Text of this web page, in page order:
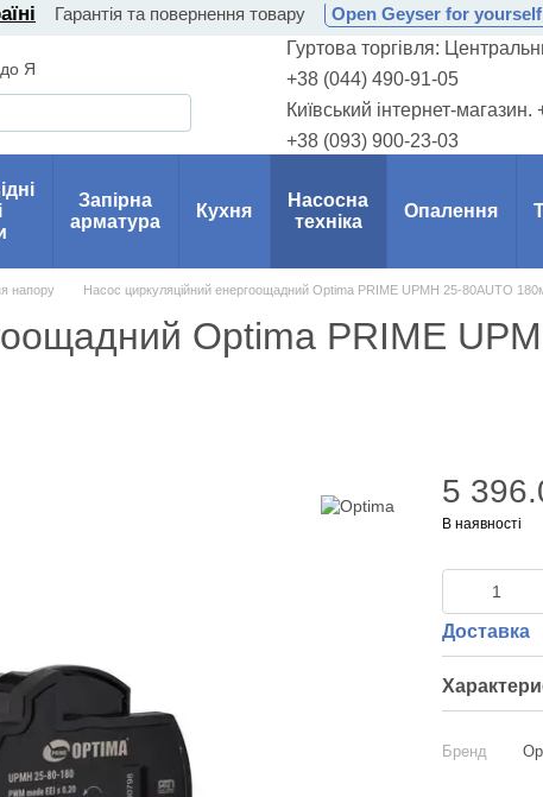
Гарантія та повернення товару Open Geyser for
Я
Гуртова торгівля:
+38 (044) 490-91-05
Київський інтернет-
+38 (093) 900-23-03
Запірна
арматура
Кухня
Насосна
техніка
Опалення
напору Насос циркуляційний енергоощадний Optima PRIME UPMH 25-80AUTO
Optima PRIME
5
В наявності
Доставка
Бренд